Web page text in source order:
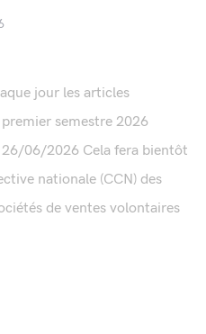
jour les articles
semestre 2026
06/2026 Cela fera bientôt
nationale (CCN) des
de ventes volontaires